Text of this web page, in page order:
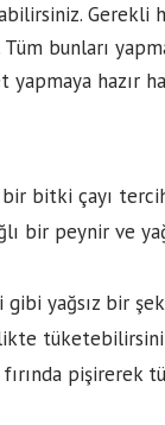
Gerekli
bunları
hazır
bitki çayı
bir peynir ve
gibi yağsız bir
pişirerek